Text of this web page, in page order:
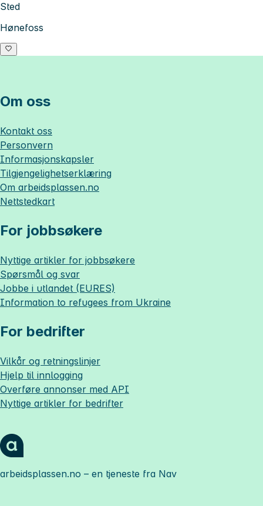
Sted
Hønefoss
Om oss
Kontakt oss
Personvern
Informasjonskapsler
Tilgjengelighetserklæring
Om arbeidsplassen.no
Nettstedkart
For jobbsøkere
Nyttige artikler for jobbsøkere
Spørsmål og svar
Jobbe i utlandet (EURES)
Information to refugees from Ukraine
For bedrifter
Vilkår og retningslinjer
Hjelp til innlogging
Overføre annonser med API
Nyttige artikler for bedrifter
arbeidsplassen.no – en tjeneste fra Nav